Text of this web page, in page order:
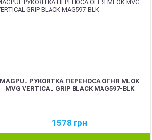
MAGPUL РУКОЯТКА ПЕРЕНОСА ОГНЯ MLOK
MVG VERTICAL GRIP BLACK MAG597-BLK
1578 грн